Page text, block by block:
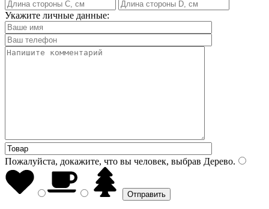
Укажите личные данные:
Пожалуйста, докажите, что вы человек, выбрав Дерево.